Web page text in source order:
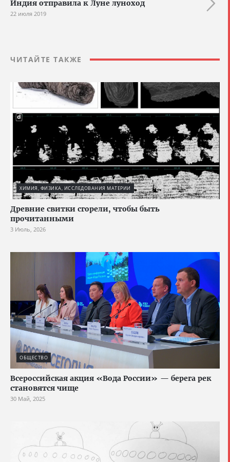
Индия отправила к Луне луноход
22 июля 2019
ЧИТАЙТЕ ТАКЖЕ
ХИМИЯ, ФИЗИКА, ИССЛЕДОВАНИЯ МАТЕРИИ
Древние свитки сгорели, чтобы быть
прочитанными
3 Июль, 2026
ОБЩЕСТВО
Всероссийская акция «Вода России» — берега рек
становятся чище
30 Май, 2025